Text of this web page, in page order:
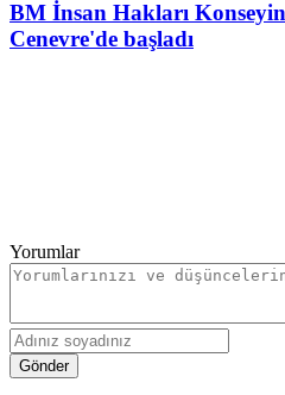
BM İnsan Hakları
Cenevre'de başladı
Yorumlar
Gönder